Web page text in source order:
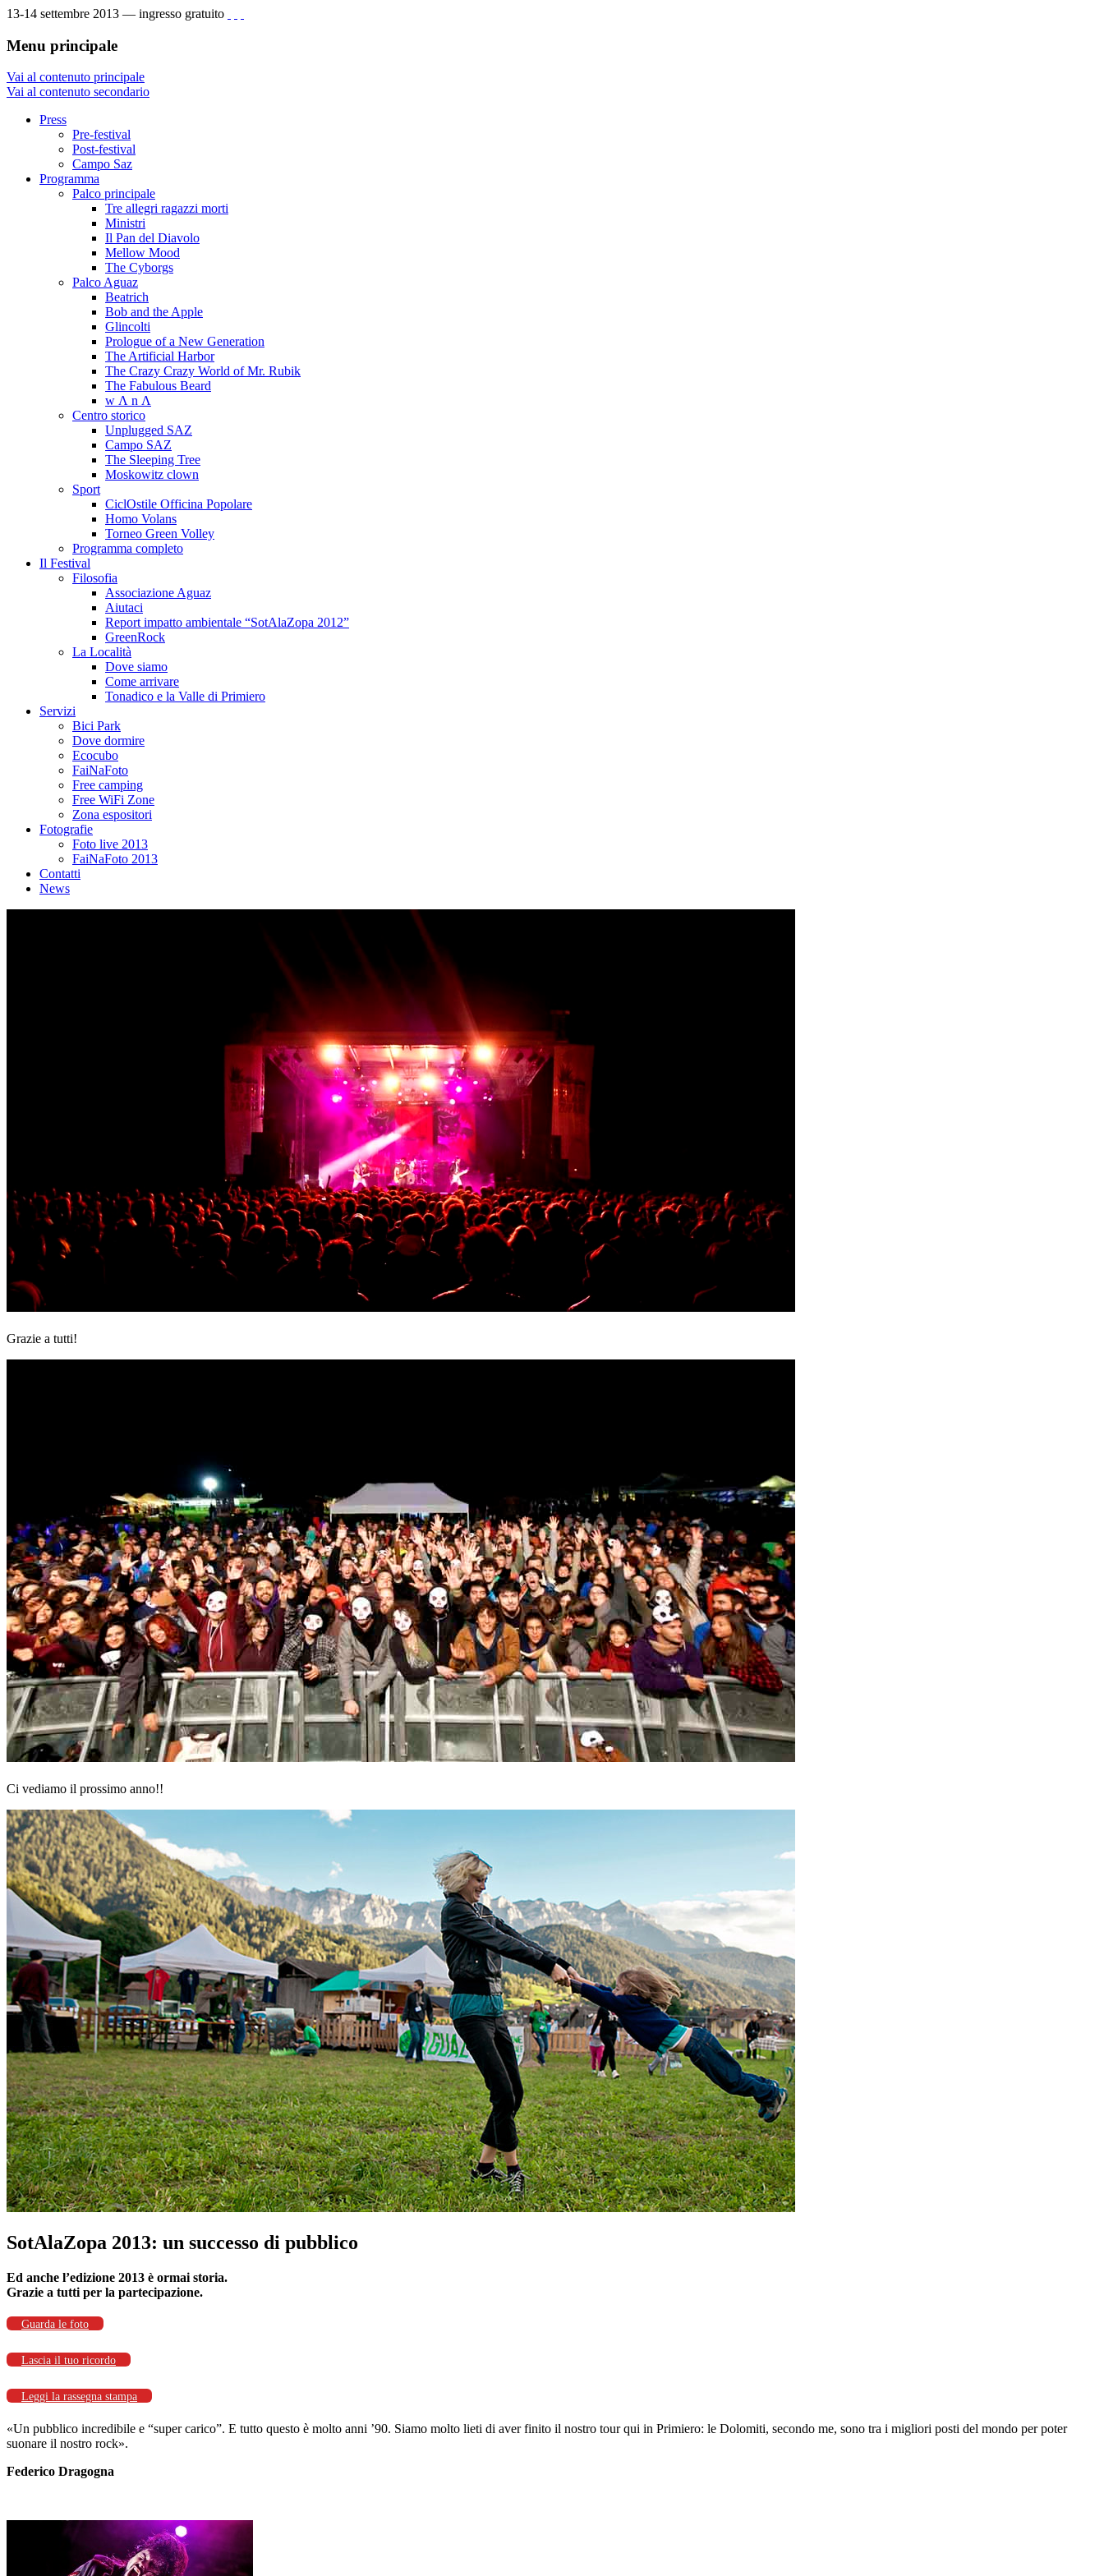
13-14 settembre 2013 — ingresso gratuito
Menu principale
Vai al contenuto principale
Vai al contenuto secondario
Press
Pre-festival
Post-festival
Campo Saz
Programma
Palco principale
Tre allegri ragazzi morti
Ministri
Il Pan del Diavolo
Mellow Mood
The Cyborgs
Palco Aguaz
Beatrich
Bob and the Apple
Glincolti
Prologue of a New Generation
The Artificial Harbor
The Crazy Crazy World of Mr. Rubik
The Fabulous Beard
w Λ n Λ
Centro storico
Unplugged SAZ
Campo SAZ
The Sleeping Tree
Moskowitz clown
Sport
CiclOstile Officina Popolare
Homo Volans
Torneo Green Volley
Programma completo
Il Festival
Filosofia
Associazione Aguaz
Aiutaci
Report impatto ambientale “SotAlaZopa 2012”
GreenRock
La Località
Dove siamo
Come arrivare
Tonadico e la Valle di Primiero
Servizi
Bici Park
Dove dormire
Ecocubo
FaiNaFoto
Free camping
Free WiFi Zone
Zona espositori
Fotografie
Foto live 2013
FaiNaFoto 2013
Contatti
News
Grazie a tutti!
Ci vediamo il prossimo anno!!
SotAlaZopa 2013: un successo di pubblico
Ed anche l’edizione 2013 è ormai storia.
Grazie a tutti per la partecipazione.
Guarda le foto
Lascia il tuo ricordo
Leggi la rassegna stampa
«Un pubblico incredibile e “super carico”. E tutto questo è molto anni ’90. Siamo molto lieti di aver finito il nostro tour qui in Primiero: le Dolomiti, secondo me, sono tra i migliori posti del mondo per poter
suonare il nostro rock».
Federico Dragogna